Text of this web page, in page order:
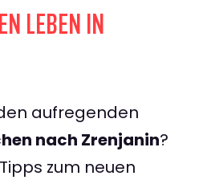
LEBEN IN
aufregenden
nach Zrenjanin?
zum neuen